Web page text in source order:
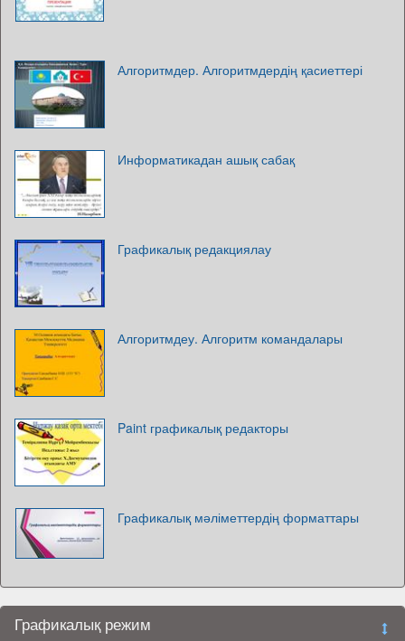
Алгоритмдер. Алгоритмдердің қасиеттері
Информатикадан ашық сабақ
Графикалық редакциялау
Алгоритмдеу. Алгоритм командалары
Paint графикалық редакторы
Графикалық мәліметтердің форматтары
Графикалық режим